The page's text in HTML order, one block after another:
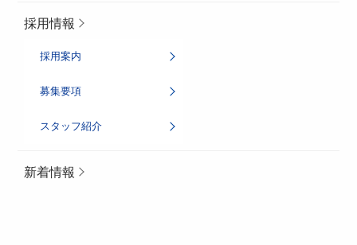
採用情報
採用案内
募集要項
スタッフ紹介
新着情報